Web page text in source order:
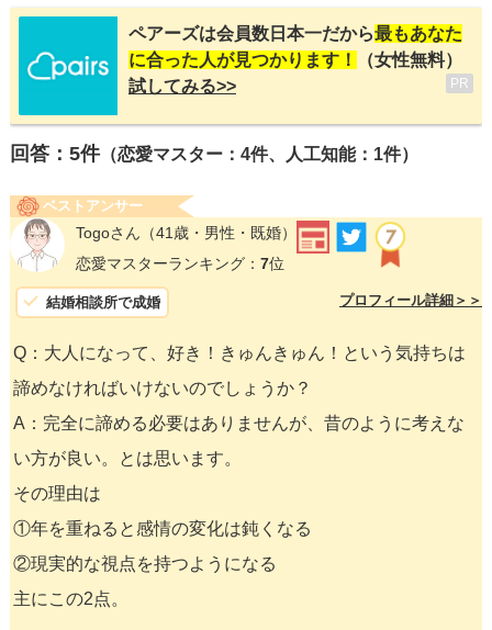
ペアーズは会員数日本一だから最もあなた
に合った人が見つかります！
（女性無料）
試してみる>>
PR
回答： 5件（恋愛マスター：4件、人工知能：1件）
ベストアンサー
Togoさん （41歳・男性・既婚）
恋愛マスターランキング： 7位
結婚相談所で成婚 プロフィール詳細＞＞
Q：大人になって、好き！きゅんきゅん！という気持ちは
諦めなければいけないのでしょうか？
A：完全に諦める必要はありませんが、昔のように考えな
い方が良い。とは思います。
その理由は
①年を重ねると感情の変化は鈍くなる
②現実的な視点を持つようになる
主にこの2点。